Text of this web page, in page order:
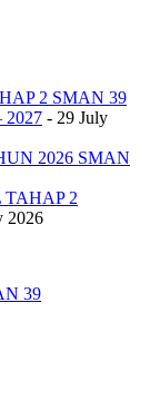
2 SMAN 39
2027 - 29 July
2026 SMAN
2
2026
39